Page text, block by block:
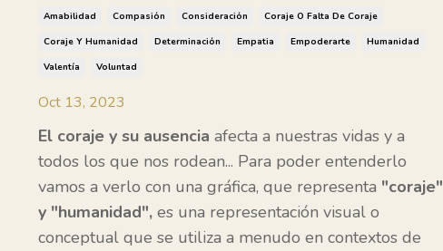
Amabilidad Compasión Consideración
Coraje O Falta De Coraje
Coraje Y Humanidad
Determinación Empatia Empoderarte
Humanidad
Valentía
Voluntad
Oct 13, 2023
El coraje y su ausencia afecta a nuestras vidas y a
todos los que nos rodean... Para poder entenderlo
vamos a verlo con una gráfica, que representa "coraje"
y "humanidad", es una representación visual o
conceptual que se utiliza a menudo en contextos de